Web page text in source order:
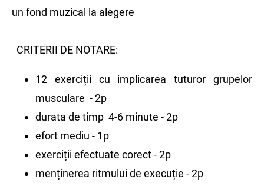
un fond muzical la alegere
CRITERII DE NOTARE:
12 exerciții cu implicarea tuturor grupelor
musculare - 2p
durata de timp 4-6 minute - 2p
efort mediu - 1p
exerciții efectuate corect - 2p
menținerea ritmului de execuție - 2p